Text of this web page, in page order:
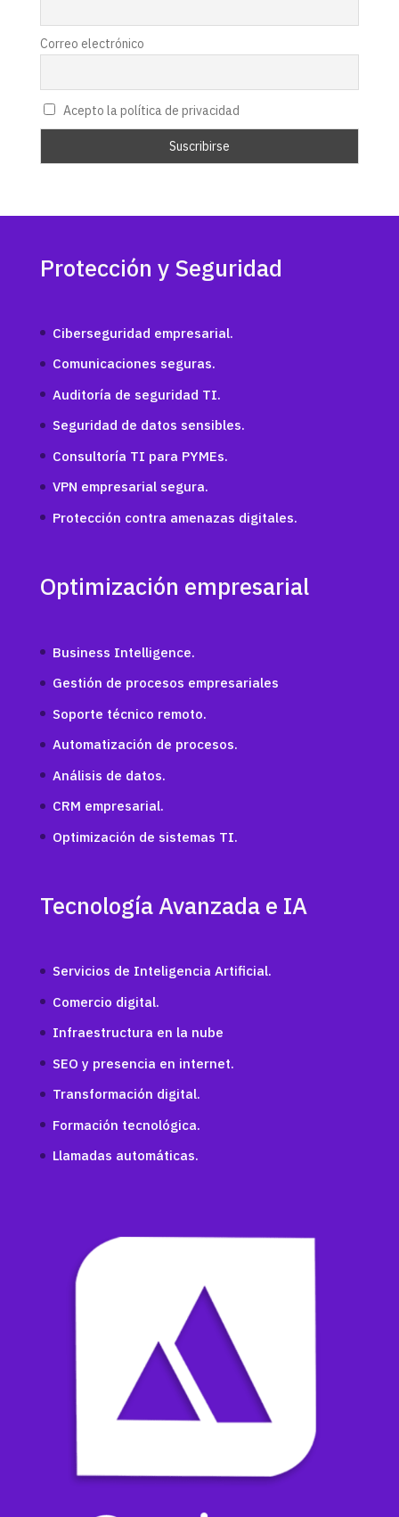
Correo electrónico
Acepto la política de privacidad
Protección y Seguridad
Ciberseguridad empresarial.
Comunicaciones seguras.
Auditoría de seguridad TI.
Seguridad de datos sensibles.
Consultoría TI para PYMEs.
VPN empresarial segura.
Protección contra amenazas digitales.
Optimización empresarial
Business Intelligence.
Gestión de procesos empresariales
Soporte técnico remoto.
Automatización de procesos.
Análisis de datos.
CRM empresarial.
Optimización de sistemas TI.
Tecnología Avanzada e IA
Servicios de Inteligencia Artificial.
Comercio digital.
Infraestructura en la nube
SEO y presencia en internet.
Transformación digital.
Formación tecnológica.
Llamadas automáticas.